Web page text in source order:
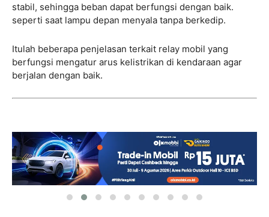
stabil, sehingga beban dapat berfungsi dengan baik.
seperti saat lampu depan menyala tanpa berkedip.
Itulah beberapa penjelasan terkait relay mobil yang
berfungsi mengatur arus kelistrikan di kendaraan agar
berjalan dengan baik.